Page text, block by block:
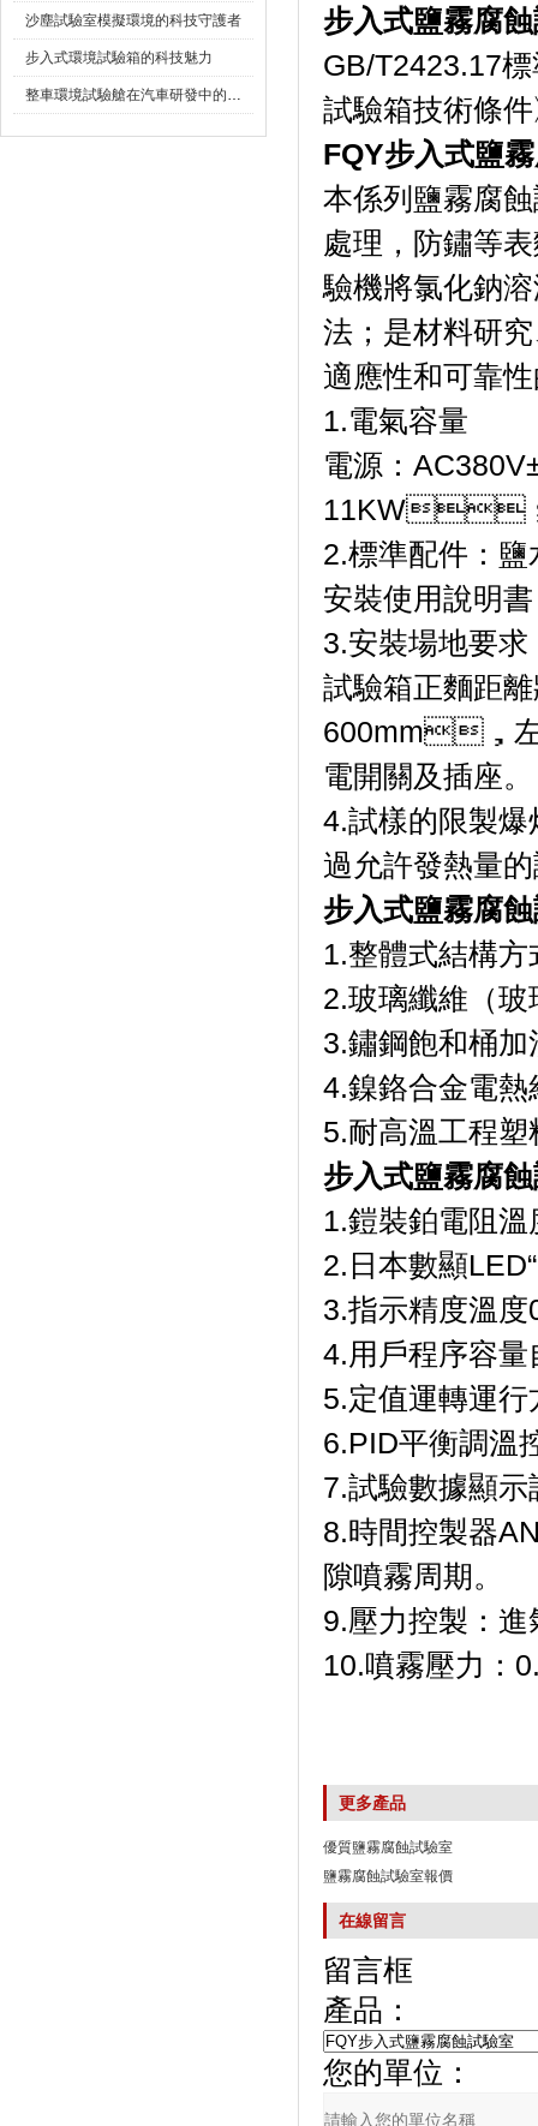
沙塵試驗室模擬環境的科技守護者
步入式環境試驗箱的科技魅力
整車環境試驗艙在汽車研發中的作用
步入式鹽霧腐
GB/T2423.17標
試驗箱技術條件
FQY步入式鹽
本係列鹽霧腐蝕
處理，防鏽等
驗機將氯化鈉溶
法；是材料研究
適應性和可靠性
1.電氣容量
電源：
11KW；
2.標準配件：鹽
安裝使用說明書
3.安裝場地要求
試驗箱正麵距
600mm，
電開關及插座。
4.試樣的限製爆
過允許發熱量
步入式鹽霧腐
1.整體式結構方
2.玻璃纖維（玻
3.鏽鋼飽和桶
4.鎳鉻合金電熱絲
5.耐高溫工程塑
步入式鹽霧腐
1.鎧裝鉑電阻溫
2.日本數顯
3.指示精度溫度
4.用戶程序容量自
5.定值運轉運行方
6.PID平衡調溫
7.試驗數據顯示設
8.時間控製器
隙噴霧周期。
9.壓力控製：進
10.噴霧壓力
更多產品
優質鹽霧腐蝕試驗室
鹽霧腐蝕試驗室報價
在線留言
留言框
產品：
您的單位：